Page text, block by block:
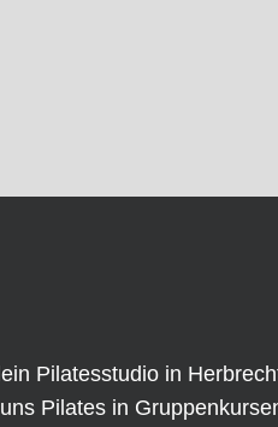
Pilatesstudio in
Pilates in